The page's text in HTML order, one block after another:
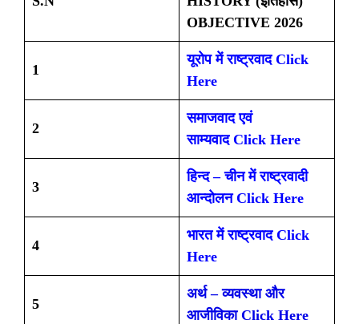
OBJECTIVE 2026
1
यूरोप में राष्ट्रवाद Click
Here
2
समाजवाद एवं
साम्यवाद Click Here
3
हिन्द – चीन में राष्ट्रवादी
आन्दोलन Click Here
4
भारत में राष्ट्रवाद Click
Here
5
अर्थ – व्यवस्था और
आजीविका Click Here